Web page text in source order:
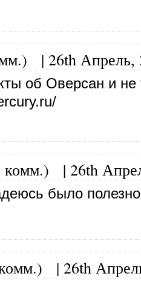
| 26th Апрель,
об Оверсан и не
| 26th
было
| 26th